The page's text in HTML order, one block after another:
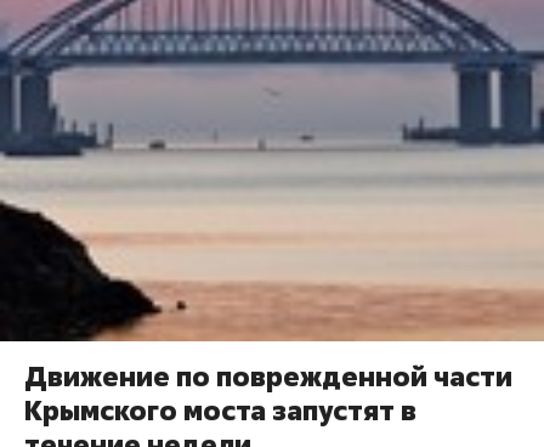
Движение по поврежденной части
Крымского моста запустят в